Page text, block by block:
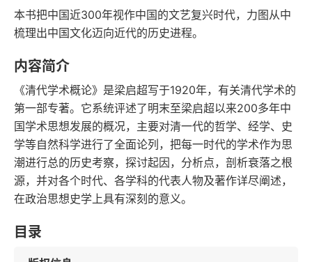
2019-05-01
发行日期
本书把中国近300年视作中国的文艺复兴时代，力图从中
梳理出中国文化迈向近代的历史进程。
内容简介
《清代学术概论》是梁启超写于1920年，有关清代学术的
第一部专著。它系统评述了明末至梁启超以来200多年中
国学术思想发展的概况，主要对清一代的哲学、经学、史
学等自然科学进行了全面论列，把每一时代的学术作为思
潮进行总的历史考察，探讨起因，分析点，剖析衰落之根
源，并对各个时代、各学科的代表人物及著作详尽阐述，
在政治思想史学上具有深刻的意义。
目录